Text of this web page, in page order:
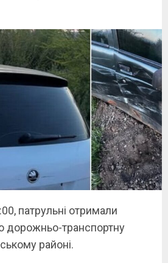
патрульні отримали
дорожньо-транспортну
районі.